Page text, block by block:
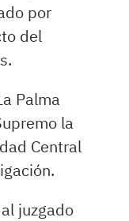
por
del
Palma
la
Central
juzgado